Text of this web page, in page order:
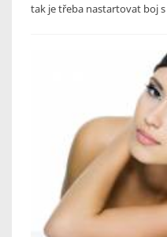
tak je třeba nastartovat boj s